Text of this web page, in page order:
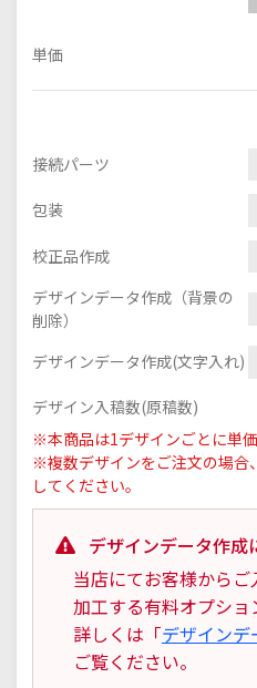
単価
接続パーツ
包装
校正品作成
デザインデータ作成（背景の
削除）
デザインデータ作成(文字入れ)
デザイン入稿数(原稿数)
※本商品は1デザインごとに単価
※複数デザインをご注文の場合
してください。
デザインデータ作成
当店にてお客様から
加工する有料オプショ
詳しくは「デザインデ
ご覧ください。